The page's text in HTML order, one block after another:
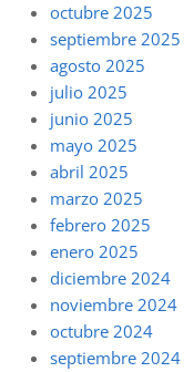
octubre 2025
septiembre 2025
agosto 2025
julio 2025
junio 2025
mayo 2025
abril 2025
marzo 2025
febrero 2025
enero 2025
diciembre 2024
noviembre 2024
octubre 2024
septiembre 2024